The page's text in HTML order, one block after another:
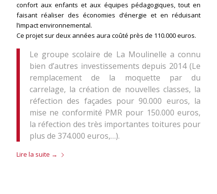
confort aux enfants et aux équipes pédagogiques, tout en
faisant réaliser des économies d’énergie et en réduisant
l’impact environnemental.
Ce projet sur deux années aura coûté près de 110.000 euros.
Le groupe scolaire de La Moulinelle a connu
bien d’autres investissements depuis 2014 (Le
remplacement de la moquette par du
carrelage, la création de nouvelles classes, la
réfection des façades pour 90.000 euros, la
mise ne conformité PMR pour 150.000 euros,
la réfection des très importantes toitures pour
plus de 374.000 euros,…).
Lire la suite →